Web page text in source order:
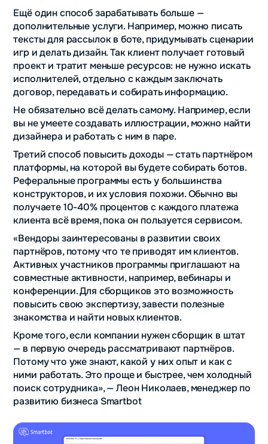
Ещё один способ зарабатывать больше —
дополнительные услуги. Например, можно писать
тексты для рассылок в боте, придумывать сценарии
игр и делать дизайн. Так клиент получает готовый
проект и тратит меньше ресурсов: не нужно искать
исполнителей, отдельно с каждым заключать
договор, передавать и собирать информацию.
Не обязательно всё делать самому. Например, если
вы не умеете создавать иллюстрации, можно найти
дизайнера и работать с ним в паре.
Третий способ повысить доходы — стать партнёром
платформы, на которой вы будете собирать ботов.
Реферальные программы есть у большинства
конструкторов, и их условия похожи. Обычно вы
получаете 10-40% процентов с каждого платежа
клиента всё время, пока он пользуется сервисом.
«Вендоры заинтересованы в развитии своих
партнёров, потому что те приводят им клиентов.
Активных участников программы приглашают на
совместные активности, например, вебинары и
конференции. Для сборщиков это возможность
повысить свою экспертизу, завести полезные
знакомства и найти новых клиентов.
Кроме того, если компании нужен сборщик в штат
— в первую очередь рассматривают партнёров.
Потому что уже знают, какой у них опыт и как с
ними работать. Это проще и быстрее, чем холодный
поиск сотрудника», — Леон Николаев, менеджер по
развитию бизнеса Smartbot